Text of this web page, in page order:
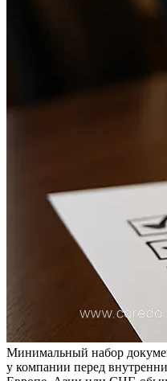
Минимальный набор
у компании перед